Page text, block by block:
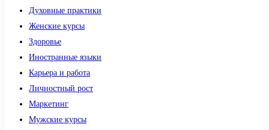
Духовные практики
Женские курсы
Здоровье
Иностранные языки
Карьера и работа
Личностный рост
Маркетинг
Мужские курсы